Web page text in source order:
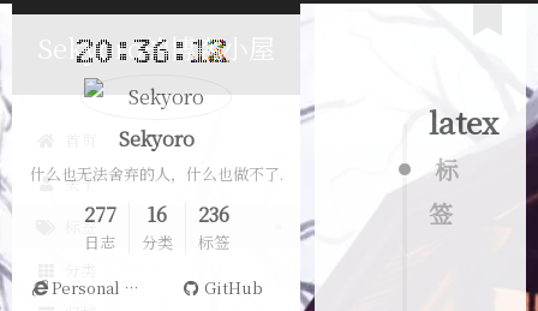
Sekyoro的博客小屋
关于
标签
latex
标
签
Sekyoro
什么也无法舍弃的人，什么也做不了.
277
日志
16
分类
236
标签
Personal Website
GitHub